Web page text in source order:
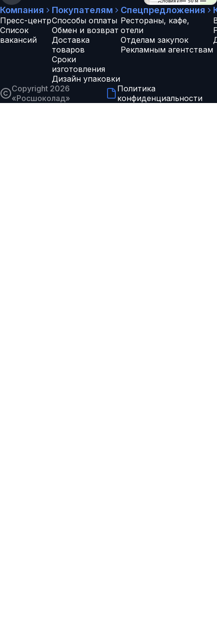
Компания
Пресс-центр
Список
вакансий
Покупателям
Способы оплаты
Обмен и возврат
Доставка
товаров
Сроки
изготовления
Дизайн упаковки
Спецпредложения
Рестораны, кафе,
отели
Отделам закупок
Рекламным агентствам
Copyright 2026
«Росшоколад»
Политика
конфиденциальности